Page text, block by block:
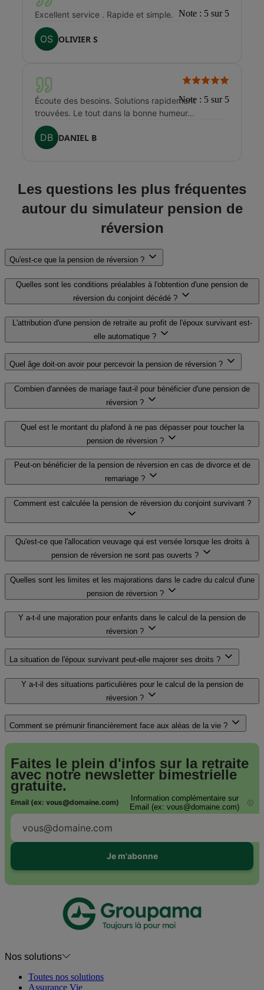
Note : 5 sur 5
Excellent service . Rapide et simple.
OS OLIVIER S
Note : 5 sur 5
Écoute des besoins. Solutions rapidement
trouvées. Le tout dans la bonne humeur...
DB DANIEL B
Les questions les plus fréquentes
autour du simulateur pension de
réversion
Qu'est-ce que la pension de réversion ?
Quelles sont les conditions préalables à l'obtention d'une pension de
réversion du conjoint décédé ?
L'attribution d'une pension de retraite au profit de l'époux survivant est-
elle automatique ?
Quel âge doit-on avoir pour percevoir la pension de réversion ?
Combien d'années de mariage faut-il pour bénéficier d'une pension de
réversion ?
Quel est le montant du plafond à ne pas dépasser pour toucher la
pension de réversion ?
Peut-on bénéficier de la pension de réversion en cas de divorce et de
remariage ?
Comment est calculée la pension de réversion du conjoint survivant ?
Qu'est-ce que l'allocation veuvage qui est versée lorsque les droits à
pension de réversion ne sont pas ouverts ?
Quelles sont les limites et les majorations dans le cadre du calcul d'une
pension de réversion ?
Y a-t-il une majoration pour enfants dans le calcul de la pension de
réversion ?
La situation de l'époux survivant peut-elle majorer ses droits ?
Y a-t-il des situations particulières pour le calcul de la pension de
réversion ?
Comment se prémunir financièrement face aux aléas de la vie ?
Faites le plein d'infos sur la retraite
avec notre newsletter bimestrielle
gratuite.
Email (ex: vous@domaine.com)
Information complémentaire sur
Email (ex: vous@domaine.com)
i
Je m'abonne
Nos solutions
Toutes nos solutions
Assurance Vie